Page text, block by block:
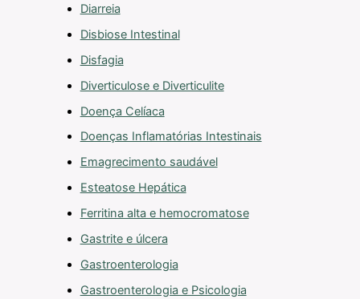
Diarreia
Disbiose Intestinal
Disfagia
Diverticulose e Diverticulite
Doença Celíaca
Doenças Inflamatórias Intestinais
Emagrecimento saudável
Esteatose Hepática
Ferritina alta e hemocromatose
Gastrite e úlcera
Gastroenterologia
Gastroenterologia e Psicologia